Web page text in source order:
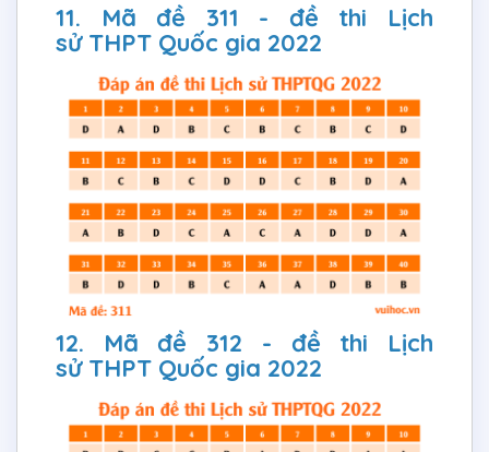
11. Mã đề 311 - đề thi Lịch
sử THPT Quốc gia 2022
12. Mã đề 312 - đề thi Lịch
sử THPT Quốc gia 2022